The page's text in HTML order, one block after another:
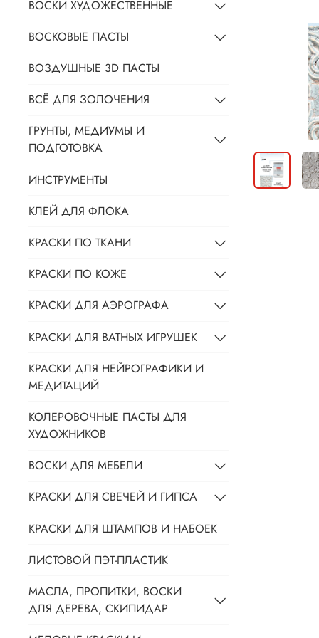
ВОСКИ ХУДОЖЕСТВЕННЫЕ
ВОСКОВЫЕ ПАСТЫ
ВОЗДУШНЫЕ 3D ПАСТЫ
ВСЁ ДЛЯ ЗОЛОЧЕНИЯ
ГРУНТЫ, МЕДИУМЫ И
ПОДГОТОВКА
ИНСТРУМЕНТЫ
КЛЕЙ ДЛЯ ФЛОКА
КРАСКИ ПО ТКАНИ
КРАСКИ ПО КОЖЕ
КРАСКИ ДЛЯ АЭРОГРАФА
КРАСКИ ДЛЯ ВАТНЫХ ИГРУШЕК
КРАСКИ ДЛЯ НЕЙРОГРАФИКИ И
МЕДИТАЦИЙ
КОЛЕРОВОЧНЫЕ ПАСТЫ ДЛЯ
ХУДОЖНИКОВ
ВОСКИ ДЛЯ МЕБЕЛИ
КРАСКИ ДЛЯ СВЕЧЕЙ И ГИПСА
КРАСКИ ДЛЯ ШТАМПОВ И НАБОЕК
ЛИСТОВОЙ ПЭТ-ПЛАСТИК
МАСЛА, ПРОПИТКИ, ВОСКИ
ДЛЯ ДЕРЕВА, СКИПИДАР